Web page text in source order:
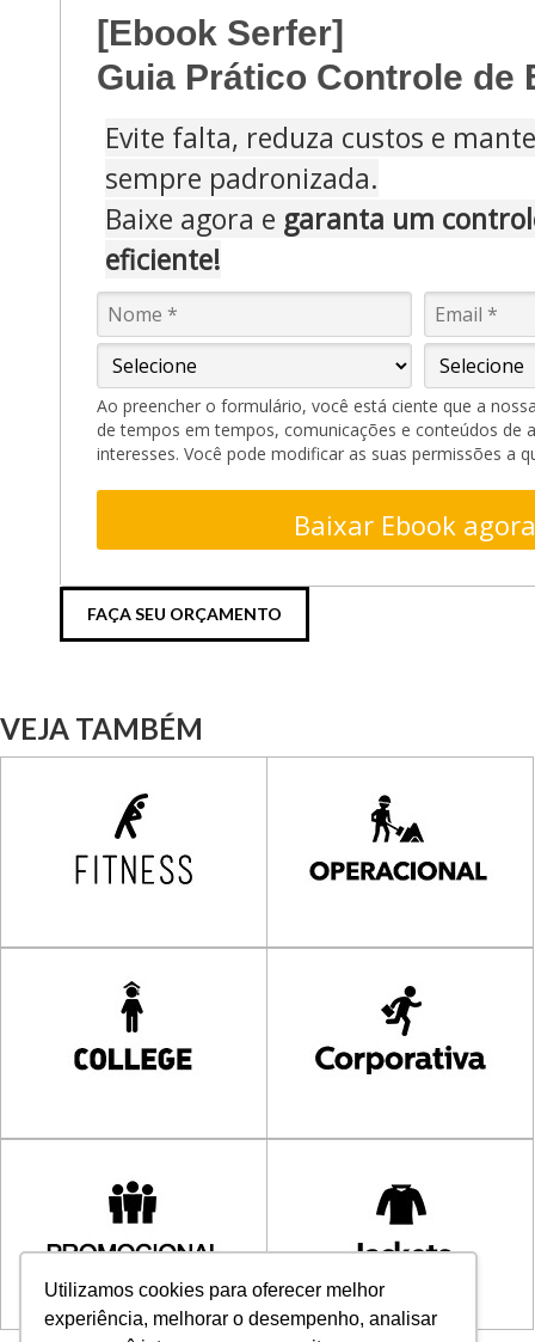
Utilizamos cookies para oferecer melhor
experiência, melhorar o desempenho, analisar
[Ebook Serfer]
Guia Prático Controle de
Evite falta, reduza custos e
sempre padronizada.
Baixe agora e garanta um
eficiente!
Ao preencher o formulário, você está ciente que a
de tempos em tempos, comunicações e conteúdos de
interesses. Você pode modificar as suas permissões a
Baixar Ebook
FAÇA SEU ORÇAMENTO
VEJA TAMBÉM